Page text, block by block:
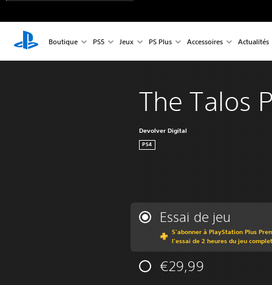
Boutique PS5 Jeux PS Plus Accessoires Actualités
The Talos
Devolver Digital
PS4
Essai de jeu
S'abonner à PlayStation Plus
l'essai de 2 heures du jeu complet
€29,99